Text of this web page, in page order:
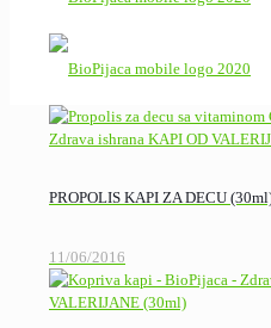
PROPOLIS KAPI ZA DECU
11/06/2016